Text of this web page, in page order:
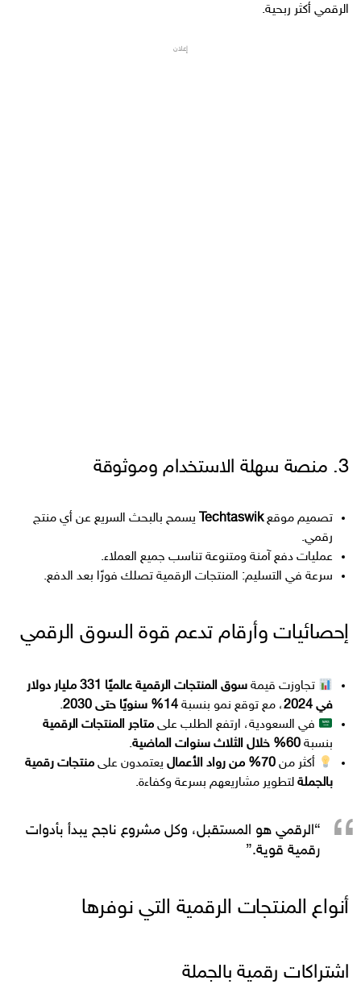
الرقمي أكثر ربحية.
إعلان
3. منصة سهلة الاستخدام وموثوقة
تصميم موقعTechtaswik يسمح بالبحث السريع عن أي منتج
رقمي.
عمليات دفع آمنة ومتنوعة تناسب جميع العملاء.
سرعة في التسليم: المنتجات الرقمية تصلك فورًا بعد الدفع.
إحصائيات وأرقام تدعم قوة السوق الرقمي
تجاوزت قيمة
سوق المنتجات الرقمية عالميًا 331 مليار دولار
في 2024
، مع توقع نمو بنسبة 14% سنويًا حتى 2030
.
في السعودية، ارتفع الطلب علىمتاجر المنتجات الرقمية
بنسبة 60% خلال الثلاث سنوات الماضية
.
أكثر من70% من رواد الأعمال يعتمدون علىمنتجات رقمية
بالجملة لتطوير مشاريعهم بسرعة وكفاءة.
“الرقمي هو المستقبل، وكل مشروع ناجح يبدأ بأدوات
رقمية قوية.”
أنواع المنتجات الرقمية التي نوفرها
اشتراكات رقمية بالجملة